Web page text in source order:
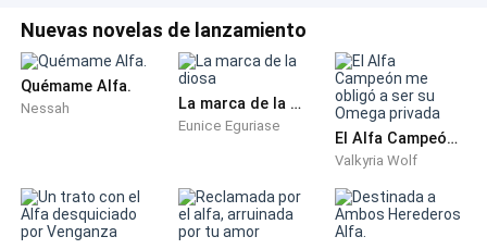
salvarla.
En una pequeña maleta empaco algo de ropa, una foto
donde las dos se veían felices y 3 libros que serian su
compañía: Orgullo y prejuicio, El amor en los tiempos
del cólera y Cumbres borrascosas. Junto con la
esperanza de regresar pronto y poder estar juntas de
nuevo.
Nuevas novelas de lanzamiento
Quémame Alfa.
Nessah La marca de la diosa
Eunice Eguriase
El Alfa Campeón me obligó a ser su Omega privada
Valkyria Wolf